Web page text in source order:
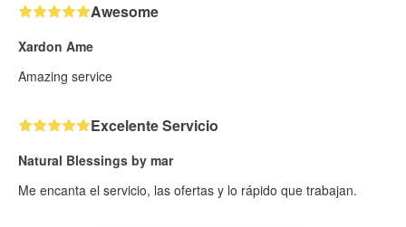
Awesome
Xardon Ame
Amazing service
Excelente Servicio
Natural Blessings by mar
Me encanta el servicio, las ofertas y lo rápido que trabajan.